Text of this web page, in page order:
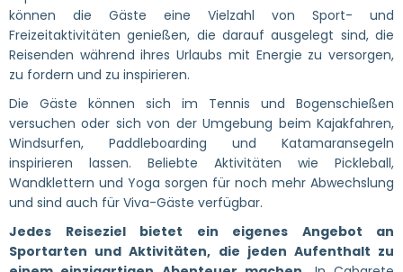
können die Gäste eine Vielzahl von Sport- und
Freizeitaktivitäten genießen, die darauf ausgelegt sind, die
Reisenden während ihres Urlaubs mit Energie zu versorgen,
zu fordern und zu inspirieren.
Die Gäste können sich im Tennis und Bogenschießen
versuchen oder sich von der Umgebung beim Kajakfahren,
Windsurfen, Paddleboarding und Katamaransegeln
inspirieren lassen. Beliebte Aktivitäten wie Pickleball,
Wandklettern und Yoga sorgen für noch mehr Abwechslung
und sind auch für Viva-Gäste verfügbar.
Jedes Reiseziel bietet ein eigenes Angebot an
Sportarten und Aktivitäten, die jeden Aufenthalt zu